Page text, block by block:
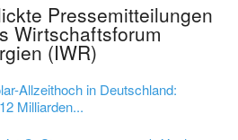
Pressemitteilungen
Wirtschaftsforum
(IWR)
Allzeithoch in Deutschland:
Milliarden...